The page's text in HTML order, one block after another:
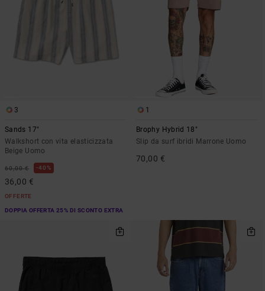
3
Sands 17"
Walkshort con vita elasticizzata
Beige Uomo
60,00 € 40%
36,00 €
OFFERTE
DOPPIA OFFERTA 25% DI SCONTO EXTRA
1
Brophy Hybrid 18"
Slip da surf ibridi Marrone Uomo
70,00 €